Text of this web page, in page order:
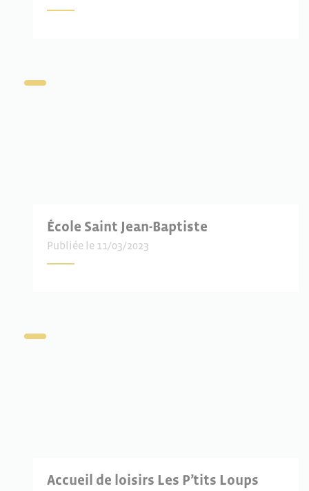
École Saint Jean-Baptiste
Publiée le 11/03/2023
Accueil de loisirs Les P’tits Loups